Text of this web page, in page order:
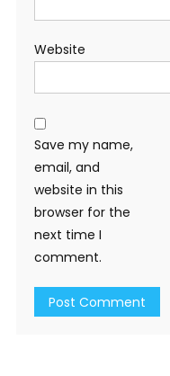
Website
Save my name,
email, and
website in this
browser for the
next time I
comment.